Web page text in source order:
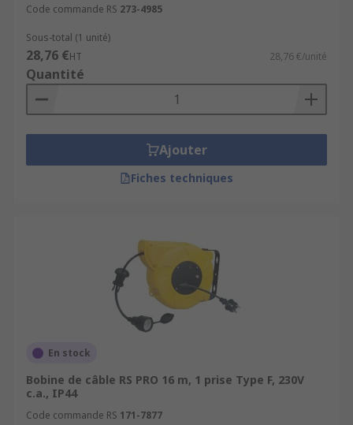
Code commande RS 273-4985
Sous-total (1 unité)
28,76 €HT 28,76 €/unité
Quantité
Ajouter
Fiches techniques
En stock
Bobine de câble RS PRO 16 m, 1 prise Type F, 230V
c.a., IP44
Code commande RS 171-7877